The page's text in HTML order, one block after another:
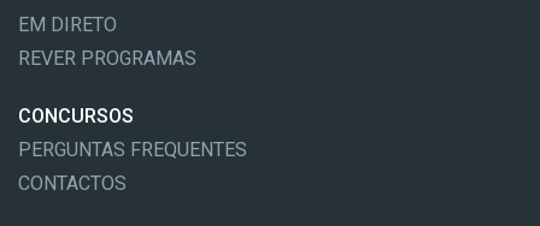
EM DIRETO
REVER PROGRAMAS
CONCURSOS
PERGUNTAS FREQUENTES
CONTACTOS